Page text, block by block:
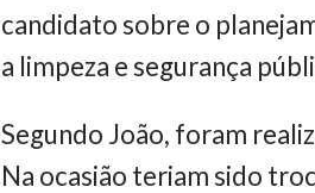
candidato sobre o
a limpeza e segurança
Segundo João, foram
Na ocasião teriam sido